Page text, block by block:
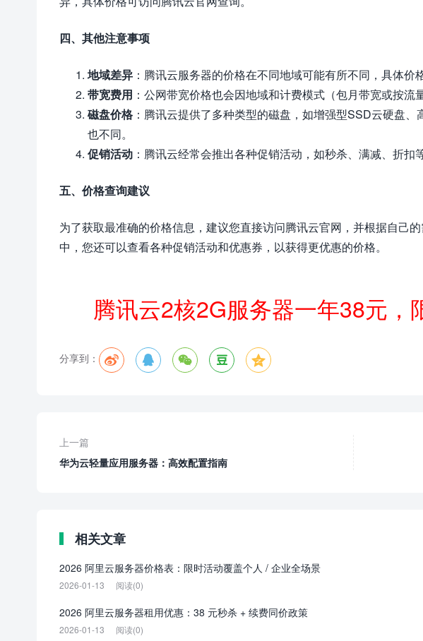
四、其他注意事项
地域差异 ：腾讯云服务器的价格在不同地域可能有所不同，具体价
带宽费用 ：公网带宽价格也会因地域和计费模式（包月带宽或按流
磁盘价格 ：腾讯云提供了多种类型的磁盘，如增强型SSD云硬盘
也不同。
促销活动 ：腾讯云经常会推出各种促销活动，如秒杀、满减、折扣
五、价格查询建议
为了获取最准确的价格信息，建议您直接访问腾讯云官网，并根据自己
中，您还可以查看各种促销活动和优惠券，以获得更优惠的价格。
腾讯云2核2G服务器一年38元，
分享到：     
上一篇
华为云轻量应用服务器：高效配置指南
相关文章
2026 阿里云服务器价格表：限时活动覆盖个人 / 企业全场景
2026-01-13 阅读(0)
2026 阿里云服务器租用优惠：38 元秒杀 + 续费同价政策
2026-01-13 阅读(0)